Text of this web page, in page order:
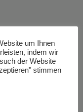
um Ihnen
indem wir
der Website
stimmen